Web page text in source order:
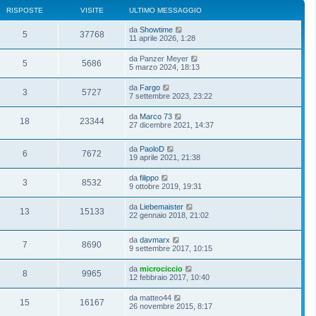
RISPOSTE VISITE ULTIMO MESSAGGIO
5 37768 da Showtime
11 aprile 2026, 1:28
5 5686 da Panzer Meyer
5 marzo 2024, 18:13
3 5727 da Fargo
7 settembre 2023, 23:22
18 23344 da Marco 73
27 dicembre 2021, 14:37
6 7672 da PaoloD
19 aprile 2021, 21:38
3 8532 da filippo
9 ottobre 2019, 19:31
13 15133 da
Liebemaister
22 gennaio 2018, 21:02
7 8690 da davmarx
9 settembre 2017, 10:15
8 9965 da microciccio
12 febbraio 2017, 10:40
15 16167 da matteo44
26 novembre 2015, 8:17